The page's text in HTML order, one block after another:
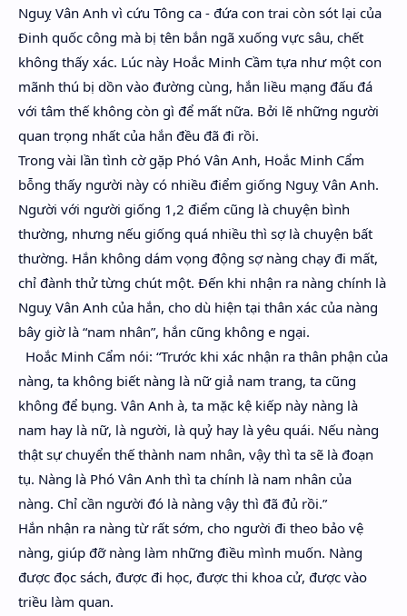
Nguỵ Vân Anh vì cứu Tông ca - đứa con trai còn sót lại của
Đinh quốc công mà bị tên bắn ngã xuống vực sâu, chết
không thấy xác. Lúc này Hoắc Minh Cầm tựa như một con
mãnh thú bị dồn vào đường cùng, hắn liều mạng đấu đá
với tâm thế không còn gì để mất nữa. Bởi lẽ những người
quan trọng nhất của hắn đều đã đi rồi.
Trong vài lần tình cờ gặp Phó Vân Anh, Hoắc Minh Cẩm
bỗng thấy người này có nhiều điểm giống Nguỵ Vân Anh.
Người với người giống 1,2 điểm cũng là chuyện bình
thường, nhưng nếu giống quá nhiều thì sợ là chuyện bất
thường. Hắn không dám vọng động sợ nàng chạy đi mất,
chỉ đành thử từng chút một. Đến khi nhận ra nàng chính là
Nguỵ Vân Anh của hắn, cho dù hiện tại thân xác của nàng
bây giờ là “nam nhân”, hắn cũng không e ngại.
Hoắc Minh Cẩm nói: “Trước khi xác nhận ra thân phận của
nàng, ta không biết nàng là nữ giả nam trang, ta cũng
không để bụng. Vân Anh à, ta mặc kệ kiếp này nàng là
nam hay là nữ, là người, là quỷ hay là yêu quái. Nếu nàng
thật sự chuyển thế thành nam nhân, vậy thì ta sẽ là đoạn
tụ. Nàng là Phó Vân Anh thì ta chính là nam nhân của
nàng. Chỉ cần người đó là nàng vậy thì đã đủ rồi.”
Hắn nhận ra nàng từ rất sớm, cho người đi theo bảo vệ
nàng, giúp đỡ nàng làm những điều mình muốn. Nàng
được đọc sách, được đi học, được thi khoa cử, được vào
triều làm quan.